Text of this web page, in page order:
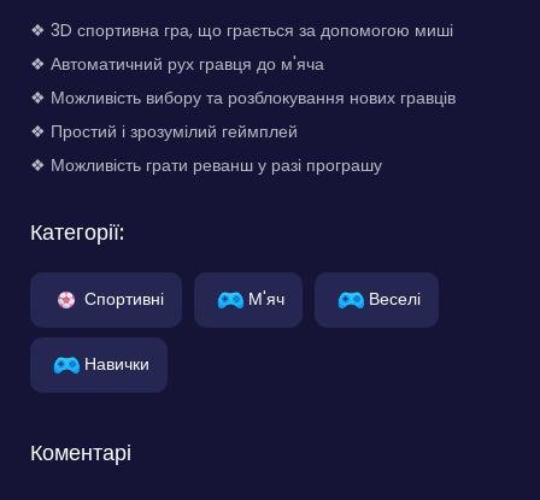
❖ 3D спортивна гра, що грається за допомогою миші
❖ Автоматичний рух гравця до м'яча
❖ Можливість вибору та розблокування нових гравців
❖ Простий і зрозумілий геймплей
❖ Можливість грати реванш у разі програшу
Категорії:
Спортивні М'яч Веселі
Навички
Коментарі